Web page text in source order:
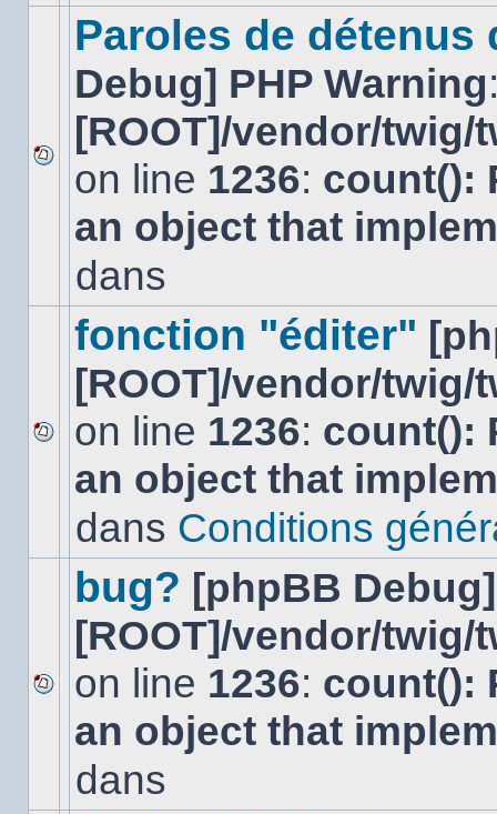
Aucun
nouveau
message
non-
dans
sujet.
Paroles de détenus
Debug] PHP Warning
[ROOT]/vendor/
on line 1236: count():
an object that
dans
Aucun
nouveau
message
sujet.
fonction "éditer"
[ROOT]/vendor/
on line 1236: count():
an object that
dans Conditions
Aucun
nouveau
message
bug? [phpBB
[ROOT]/vendor/
on line 1236: count():
an object that
dans